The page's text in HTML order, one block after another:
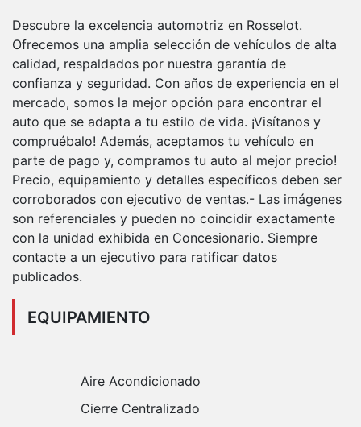
Descubre la excelencia automotriz en Rosselot.
Ofrecemos una amplia selección de vehículos de alta
calidad, respaldados por nuestra garantía de
confianza y seguridad. Con años de experiencia en el
mercado, somos la mejor opción para encontrar el
auto que se adapta a tu estilo de vida. ¡Visítanos y
compruébalo! Además, aceptamos tu vehículo en
parte de pago y, compramos tu auto al mejor precio!
Precio, equipamiento y detalles específicos deben ser
corroborados con ejecutivo de ventas.- Las imágenes
son referenciales y pueden no coincidir exactamente
con la unidad exhibida en Concesionario. Siempre
contacte a un ejecutivo para ratificar datos
publicados.
EQUIPAMIENTO
Aire Acondicionado
Cierre Centralizado